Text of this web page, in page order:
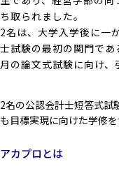
ち取られました。
2名は、大学入学後に一
士試験の最初の関門で
月の論文式試験に向け、
2名の公認会計士短答式試
も目標実現に向けた学修
アカプロとは